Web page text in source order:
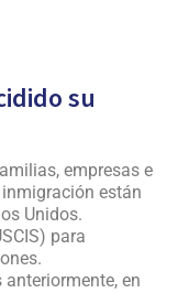
su
empresas e
están
Unidos.
para
en